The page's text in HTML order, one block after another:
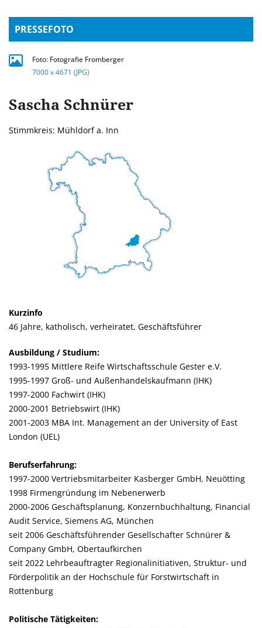
PRESSEFOTO
Foto: Fotografie Fromberger
7000 x 4671 (JPG)
Sascha Schnürer
Stimmkreis: Mühldorf a. Inn
Kurzinfo
46 Jahre, katholisch, verheiratet, Geschäftsführer
Ausbildung / Studium:
1993-1995 Mittlere Reife Wirtschaftsschule Gester e.V.
1995-1997 Groß- und Außenhandelskaufmann (IHK)
1997-2000 Fachwirt (IHK)
2000-2001 Betriebswirt (IHK)
2001-2003 MBA Int. Management an der University of East
London (UEL)
Berufserfahrung:
1997-2000 Vertriebsmitarbeiter Kasberger GmbH, Neuötting
1998 Firmengründung im Nebenerwerb
2000-2006 Geschäftsplanung, Konzernbuchhaltung, Financial
Audit Service, Siemens AG, München
seit 2006 Geschäftsführender Gesellschafter Schnürer &
Company GmbH, Obertaufkirchen
seit 2022 Lehrbeauftragter Regionalinitiativen, Struktur- und
Förderpolitik an der Hochschule für Forstwirtschaft in
Rottenburg
Politische Tätigkeiten: